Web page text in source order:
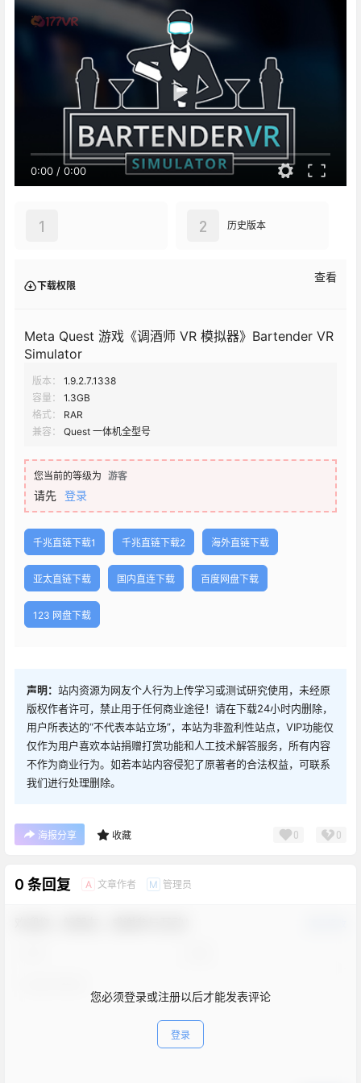
0:00 / 0:00
1 历史版本
2
下载权限
查看
Meta Quest 游戏《调酒师 VR 模拟器》Bartender VR
Simulator
版本：
1.9.2.7.1338
容量：
1.3GB
格式：
RAR
兼容：
Quest 一体机全型号
您当前的等级为 游客
请先 登录
千兆直链下载1 千兆直链下载2 海外直链下载
亚太直链下载 国内直连下载 百度网盘下载
123 网盘下载
声明： 站内资源为网友个人行为上传学习或测试研究使用，未经原
版权作者许可，禁止用于任何商业途径！请在下载24小时内删除，
用户所表达的“不代表本站立场”，本站为非盈利性站点，VIP功能仅
仅作为用户喜欢本站捐赠打赏功能和人工技术解答服务，所有内容
不作为商业行为。如若本站内容侵犯了原著者的合法权益，可联系
我们进行处理删除。
海报分享 收藏 0 0
0 条回复 A 文章作者 M 管理员
您必须登录或注册以后才能发表评论
登录